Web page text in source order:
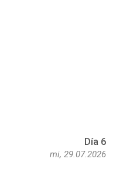
Día 6
mi, 29.07.2026